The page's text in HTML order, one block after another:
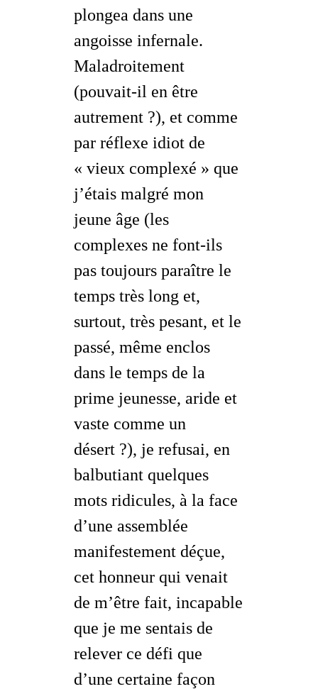
plongea dans une
angoisse infernale.
Maladroitement
(pouvait-il en être
autrement ?), et comme
par réflexe idiot de
« vieux complexé » que
j’étais malgré mon
jeune âge (les
complexes ne font-ils
pas toujours paraître le
temps très long et,
surtout, très pesant, et le
passé, même enclos
dans le temps de la
prime jeunesse, aride et
vaste comme un
désert ?), je refusai, en
balbutiant quelques
mots ridicules, à la face
d’une assemblée
manifestement déçue,
cet honneur qui venait
de m’être fait, incapable
que je me sentais de
relever ce défi que
d’une certaine façon